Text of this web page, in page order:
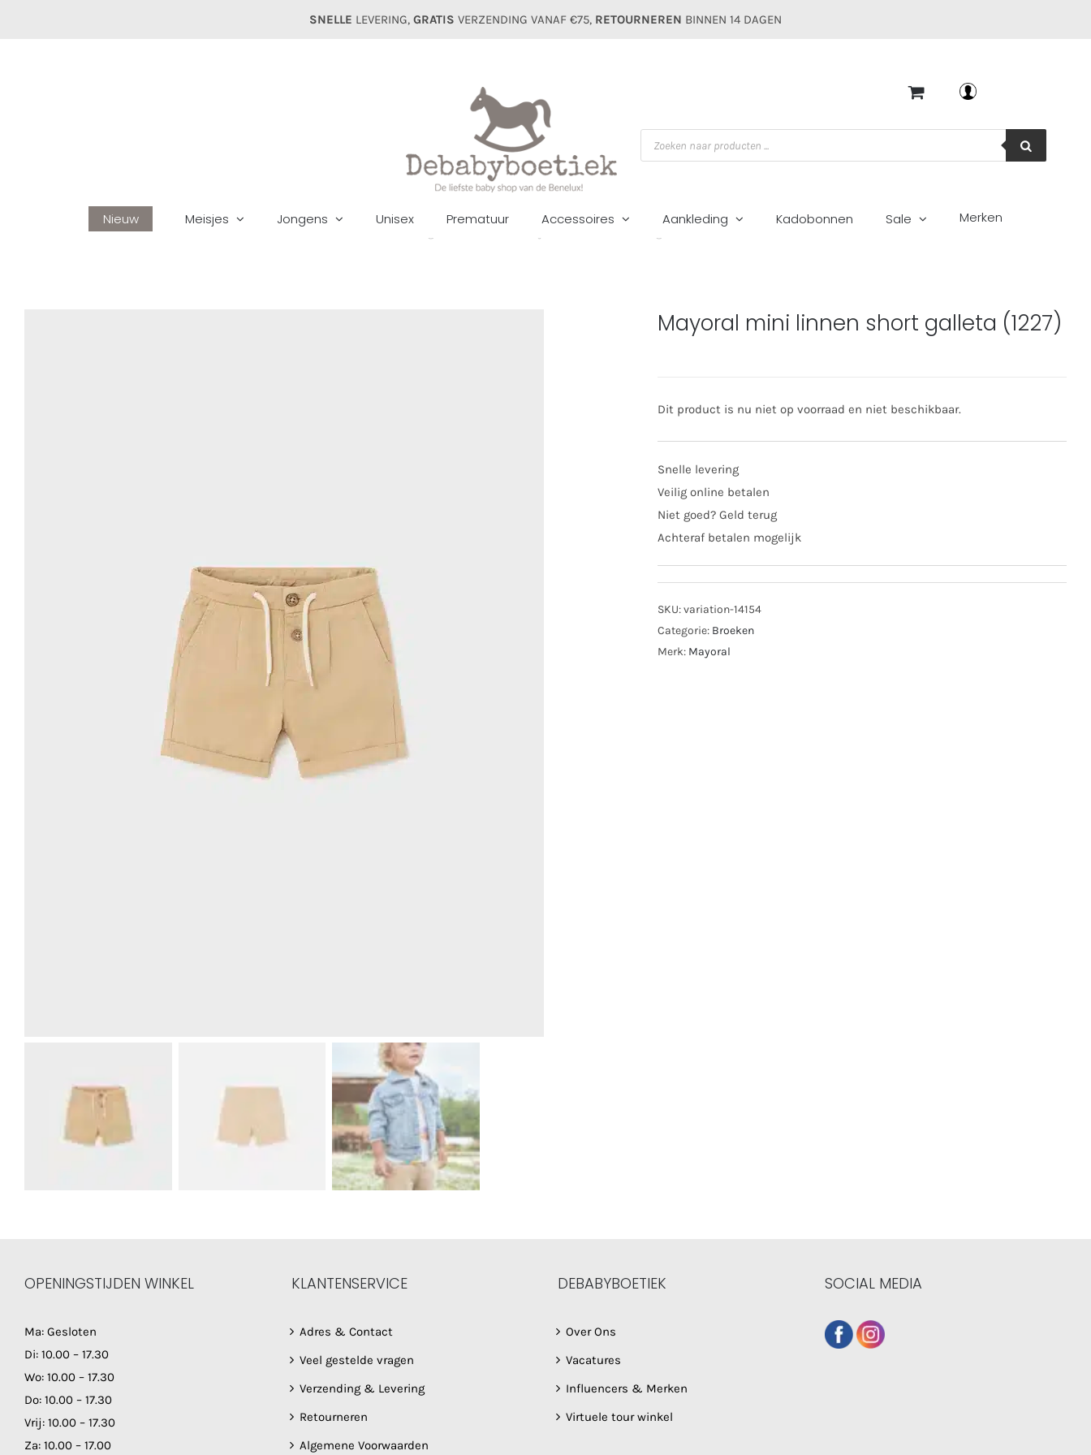
SNELLE LEVERING, GRATIS VERZENDING VANAF €75, RETOURNEREN BINNEN 14 DAGEN
Producten
zoeken
Nieuw Meisjes Jongens Unisex Prematuur Accessoires Aankleding Kadobonnen Sale Merken
Mayoral mini linnen short galleta (1227)
Dit product is nu niet op voorraad en niet beschikbaar.
Snelle levering
Veilig online betalen
Niet goed? Geld terug
Achteraf betalen mogelijk
SKU:variation-14154
Categorie: Broeken
Merk: Mayoral
OPENINGSTIJDEN WINKEL
Ma: Gesloten
Di: 10.00 – 17.30
Wo: 10.00 – 17.30
Do: 10.00 – 17.30
Vrij: 10.00 – 17.30
Za: 10.00 – 17.00
KLANTENSERVICE
Adres & Contact
Veel gestelde vragen
Verzending & Levering
Retourneren
Algemene Voorwaarden
DEBABYBOETIEK
Over Ons
Vacatures
Influencers & Merken
Virtuele tour winkel
SOCIAL MEDIA